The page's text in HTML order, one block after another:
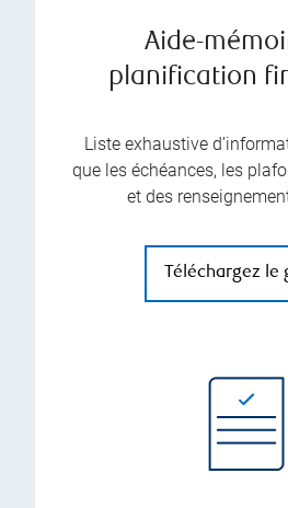
Aide-
planification
Liste exhaustive
que les échéances, les
et des
Téléchargez le